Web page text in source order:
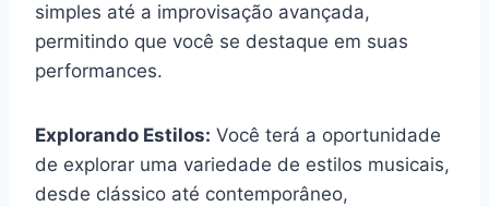
simples até a improvisação avançada,
permitindo que você se destaque em suas
performances.
Explorando Estilos: Você terá a oportunidade
de explorar uma variedade de estilos musicais,
desde clássico até contemporâneo,